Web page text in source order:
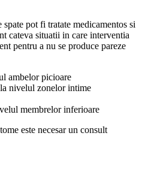
pot fi tratate medicamentos si
cateva situatii in care interventia
pentru a nu se produce pareze
ambelor picioare
nivelul zonelor intime
membrelor inferioare
este necesar un consult